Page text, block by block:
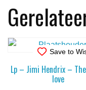
Save to
Lp – Jimi Hendrix –
love